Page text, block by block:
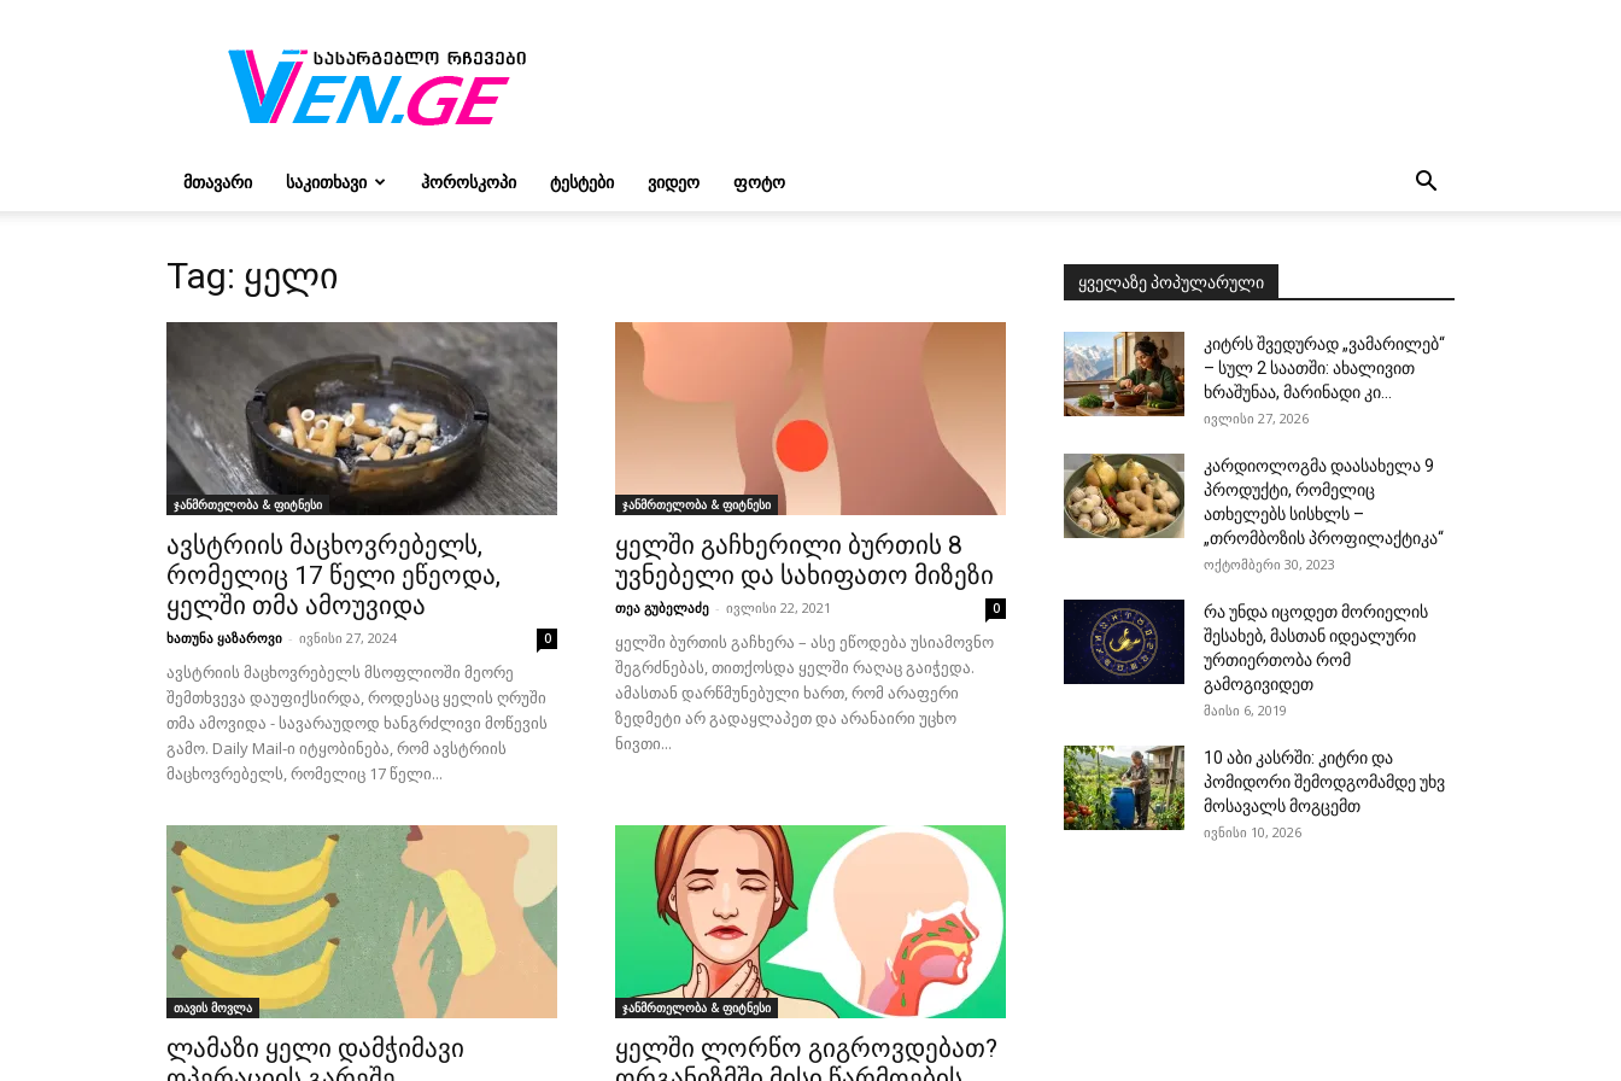
ვივიენისგან
ᲛᲗᲐᲕᲐᲠᲘ ᲡᲐᲙᲘᲗᲮᲐᲕᲘ ᲰᲝᲠᲝᲡᲙᲝᲞᲘ ᲢᲔᲡᲢᲔᲑᲘ ᲕᲘᲓᲔᲝ ᲤᲝᲢᲝ
Tag: ყელი
ჯანმრთელობა & ფიტნესი
ავსტრიის მაცხოვრებელს,
რომელიც 17 წელი ეწეოდა,
ყელში თმა ამოუვიდა
ხათუნა ყაზაროვი - ივნისი 27, 2024 0
ავსტრიის მაცხოვრებელს მსოფლიოში მეორე
შემთხვევა დაუფიქსირდა, როდესაც ყელის ღრუში
თმა ამოვიდა - სავარაუდოდ ხანგრძლივი მოწევის
გამო. Daily Mail-ი იტყობინება, რომ ავსტრიის
მაცხოვრებელს, რომელიც 17 წელი...
ჯანმრთელობა & ფიტნესი
ყელში გაჩხერილი ბურთის 8
უვნებელი და სახიფათო მიზეზი
თეა გუბელაძე - ივლისი 22, 2021 0
ყელში ბურთის გაჩხერა – ასე ეწოდება უსიამოვნო
შეგრძნებას, თითქოსდა ყელში რაღაც გაიჭედა.
ამასთან დარწმუნებული ხართ, რომ არაფერი
ზედმეტი არ გადაყლაპეთ და არანაირი უცხო
ნივთი...
თავის მოვლა
ლამაზი ყელი დამჭიმავი
ჯანმრთელობა & ფიტნესი
ყელში ლორწო გიგროვდებათ?
ყველაზე პოპულარული
კიტრს შვედურად „ვამარილებ“
– სულ 2 საათში: ახალივით
ხრაშუნაა, მარინადი კი...
ივლისი 27, 2026
კარდიოლოგმა დაასახელა 9
პროდუქტი, რომელიც
ათხელებს სისხლს –
„თრომბოზის პროფილაქტიკა“
ოქტომბერი 30, 2023
რა უნდა იცოდეთ მორიელის
შესახებ, მასთან იდეალური
ურთიერთობა რომ
გამოგივიდეთ
მაისი 6, 2019
10 აბი კასრში: კიტრი და
პომიდორი შემოდგომამდე უხვ
მოსავალს მოგცემთ
ივნისი 10, 2026